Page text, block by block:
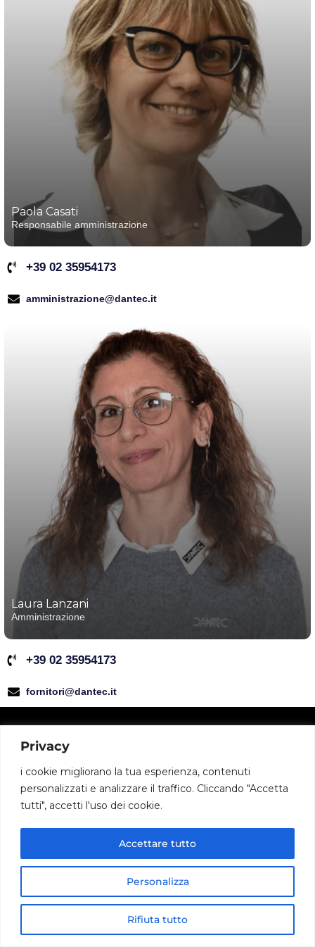
Privacy
i cookie migliorano la tua esperienza, contenuti
personalizzati e analizzare il traffico. Cliccando "Accetta
tutti", accetti l'uso dei cookie.
Personalizza
Rifiuta tutto
Accettare tutto
Paola Casati
Responsabile amministrazione
+39 02 35954173
amministrazione@dantec.it
Laura Lanzani
Amministrazione
+39 02 35954173
fornitori@dantec.it
Richiedi info e Preventivi
Home Cerca Telefono Whatsapp Tutti Prodotti